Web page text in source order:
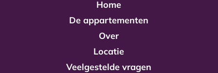
Home
De appartementen
Over
Locatie
Veelgestelde vragen